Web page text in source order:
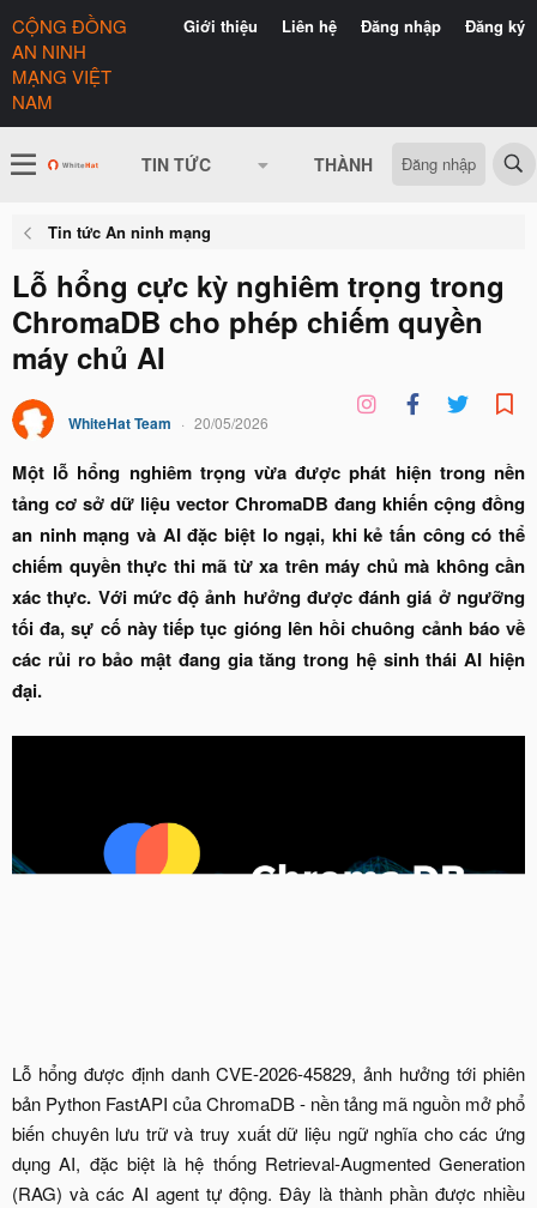
Giới thiệu Liên hệ Đăng nhập Đăng ký
CỘNG ĐỒNG
AN NINH
MẠNG VIỆT
NAM
TIN TỨC THÀNH VIÊN CÓ GÌ
Đăng nhập
Tin tức An ninh mạng
Lỗ hổng cực kỳ nghiêm trọng trong
ChromaDB cho phép chiếm quyền
máy chủ AI
WhiteHat Team 20/05/2026
Một lỗ hổng nghiêm trọng vừa được phát hiện trong nền
tảng cơ sở dữ liệu vector ChromaDB đang khiến cộng đồng
an ninh mạng và AI đặc biệt lo ngại, khi kẻ tấn công có thể
chiếm quyền thực thi mã từ xa trên máy chủ mà không cần
xác thực. Với mức độ ảnh hưởng được đánh giá ở ngưỡng
tối đa, sự cố này tiếp tục gióng lên hồi chuông cảnh báo về
các rủi ro bảo mật đang gia tăng trong hệ sinh thái AI hiện
đại.
Lỗ hổng được định danh CVE-2026-45829, ảnh hưởng tới phiên
bản Python FastAPI của ChromaDB - nền tảng mã nguồn mở phổ
biến chuyên lưu trữ và truy xuất dữ liệu ngữ nghĩa cho các ứng
dụng AI, đặc biệt là hệ thống Retrieval-Augmented Generation
(RAG) và các AI agent tự động. Đây là thành phần được nhiều